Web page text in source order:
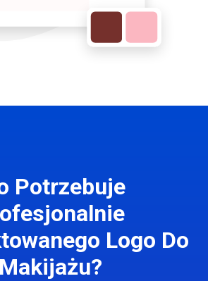
Potrzebuje
Logo Do
Makijażu?